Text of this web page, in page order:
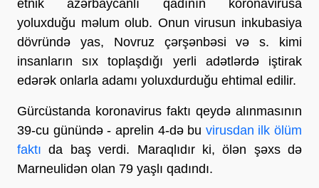
etnik azərbaycanlı qadının koronavirusa
yoluxduğu məlum olub. Onun virusun inkubasiya
dövründə yas, Novruz çərşənbəsi və s. kimi
insanların sıx toplaşdığı yerli adətlərdə iştirak
edərək onlarla adamı yoluxdurduğu ehtimal edilir.
Gürcüstanda koronavirus faktı qeydə alınmasının
39-cu günündə - aprelin 4-də bu virusdan ilk ölüm
faktı da baş verdi. Maraqlıdır ki, ölən şəxs də
Marneulidən olan 79 yaşlı qadındı.